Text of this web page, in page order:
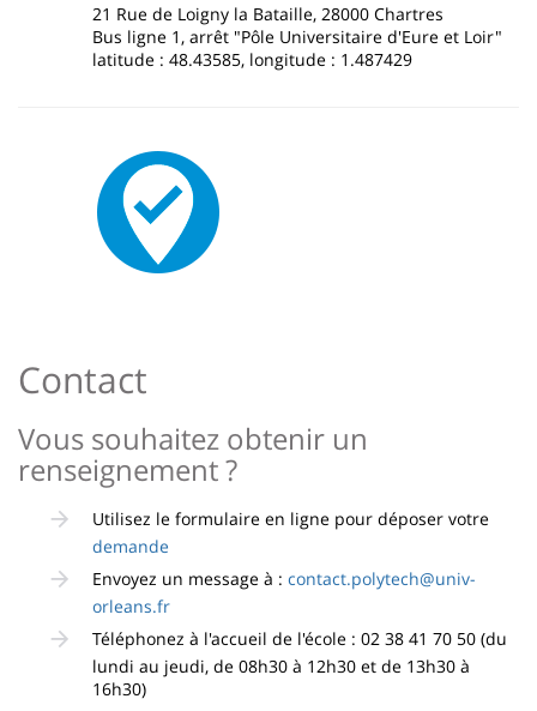
21 Rue de Loigny la Bataille, 28000 Chartres
Bus ligne 1, arrêt "Pôle Universitaire d'Eure et Loir"
latitude : 48.43585, longitude : 1.487429
Contact
Vous souhaitez obtenir un
renseignement ?
Utilisez le formulaire en ligne pour déposer votre
demande
Envoyez un message à : contact.polytech@univ-
orleans.fr
Téléphonez à l'accueil de l'école : 02 38 41 70 50 (du
lundi au jeudi, de 08h30 à 12h30 et de 13h30 à
16h30)